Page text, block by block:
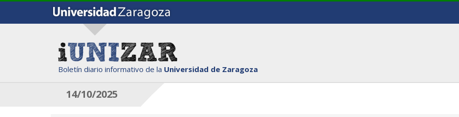
Boletín diario informativo de la Universidad de Zaragoza
14/10/2025